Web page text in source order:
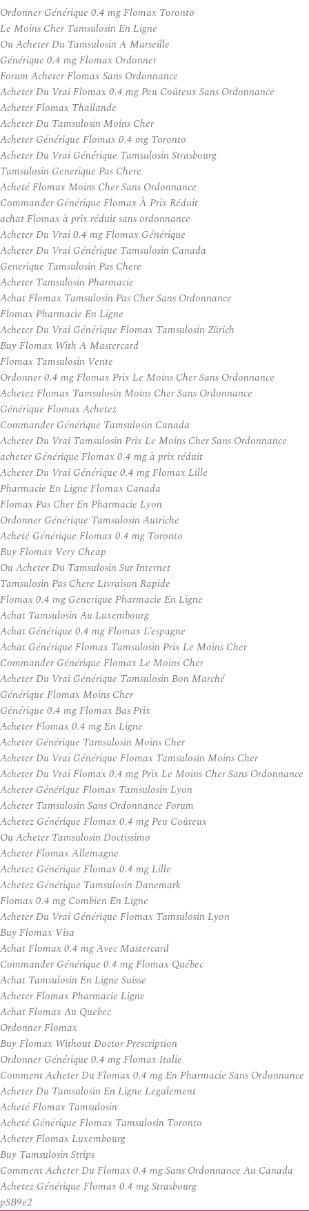
Ordonner Générique 0.4 mg Flomax Toronto
Le Moins Cher Tamsulosin En Ligne
Ou Acheter Du Tamsulosin A Marseille
Générique 0.4 mg Flomax Ordonner
Forum Acheter Flomax Sans Ordonnance
Acheter Du Vrai Flomax 0.4 mg Peu Coûteux Sans Ordonnance
Acheter Flomax Thailande
Acheter Du Tamsulosin Moins Cher
Acheter Générique Flomax 0.4 mg Toronto
Acheter Du Vrai Générique Tamsulosin Strasbourg
Tamsulosin Generique Pas Chere
Acheté Flomax Moins Cher Sans Ordonnance
Commander Générique Flomax À Prix Réduit
achat Flomax à prix réduit sans ordonnance
Acheter Du Vrai 0.4 mg Flomax Générique
Acheter Du Vrai Générique Tamsulosin Canada
Generique Tamsulosin Pas Chere
Acheter Tamsulosin Pharmacie
Achat Flomax Tamsulosin Pas Cher Sans Ordonnance
Flomax Pharmacie En Ligne
Acheter Du Vrai Générique Flomax Tamsulosin Zürich
Buy Flomax With A Mastercard
Flomax Tamsulosin Vente
Ordonner 0.4 mg Flomax Prix Le Moins Cher Sans Ordonnance
Achetez Flomax Tamsulosin Moins Cher Sans Ordonnance
Générique Flomax Achetez
Commander Générique Tamsulosin Canada
Acheter Du Vrai Tamsulosin Prix Le Moins Cher Sans Ordonnance
acheter Générique Flomax 0.4 mg à prix réduit
Acheter Du Vrai Générique 0.4 mg Flomax Lille
Pharmacie En Ligne Flomax Canada
Flomax Pas Cher En Pharmacie Lyon
Ordonner Générique Tamsulosin Autriche
Acheté Générique Flomax 0.4 mg Toronto
Buy Flomax Very Cheap
Ou Acheter Du Tamsulosin Sur Internet
Tamsulosin Pas Chere Livraison Rapide
Flomax 0.4 mg Generique Pharmacie En Ligne
Achat Tamsulosin Au Luxembourg
Achat Générique 0.4 mg Flomax L’espagne
Achat Générique Flomax Tamsulosin Prix Le Moins Cher
Commander Générique Flomax Le Moins Cher
Acheter Du Vrai Générique Tamsulosin Bon Marché
Générique Flomax Moins Cher
Générique 0.4 mg Flomax Bas Prix
Acheter Flomax 0.4 mg En Ligne
Acheter Générique Tamsulosin Moins Cher
Acheter Du Vrai Générique Flomax Tamsulosin Moins Cher
Acheter Du Vrai Flomax 0.4 mg Prix Le Moins Cher Sans Ordonnance
Acheter Générique Flomax Tamsulosin Lyon
Acheter Tamsulosin Sans Ordonnance Forum
Achetez Générique Flomax 0.4 mg Peu Coûteux
Ou Acheter Tamsulosin Doctissimo
Acheter Flomax Allemagne
Achetez Générique Flomax 0.4 mg Lille
Achetez Générique Tamsulosin Danemark
Flomax 0.4 mg Combien En Ligne
Acheter Du Vrai Générique Flomax Tamsulosin Lyon
Buy Flomax Visa
Achat Flomax 0.4 mg Avec Mastercard
Commander Générique 0.4 mg Flomax Québec
Achat Tamsulosin En Ligne Suisse
Acheter Flomax Pharmacie Ligne
Achat Flomax Au Quebec
Ordonner Flomax
Buy Flomax Without Doctor Prescription
Ordonner Générique 0.4 mg Flomax Italie
Comment Acheter Du Flomax 0.4 mg En Pharmacie Sans Ordonnance
Acheter Du Tamsulosin En Ligne Legalement
Acheté Flomax Tamsulosin
Acheté Générique Flomax Tamsulosin Toronto
Acheter Flomax Luxembourg
Buy Tamsulosin Strips
Comment Acheter Du Flomax 0.4 mg Sans Ordonnance Au Canada
Achetez Générique Flomax 0.4 mg Strasbourg
pSB9e2